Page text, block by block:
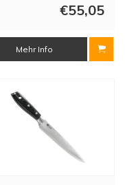
€55,05
Mehr Info